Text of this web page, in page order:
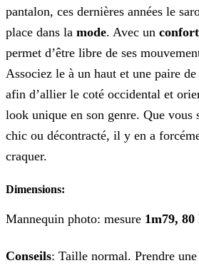
pantalon, ces dernières années le
place dans la mode. Avec un
permet d’être libre de ses
Associez le à un haut et une paire de
afin d’allier le coté occidental et
look unique en son genre. Que vous
chic ou décontracté, il y en a
craquer.
Dimensions:
Mannequin photo: mesure 1m79,
Conseils: Taille normal. Prendre